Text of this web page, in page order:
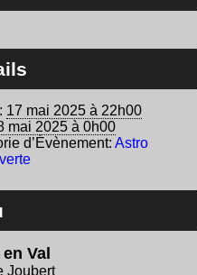
17 mai 2025 à 22h00
mai 2025 à 0h00
d’Évènement: Astro
Val
Joubert